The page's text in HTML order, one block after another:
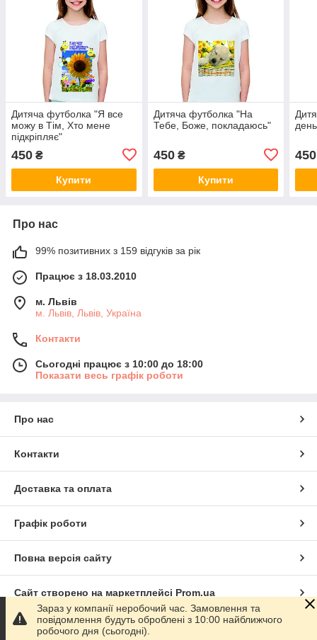
Дитяча футболка "Я все
можу в Тім, Хто мене
підкріпляє"
450 ₴
Купити
Дитяча футболка "На
Тебе, Боже, покладаюсь"
450₴
Купити
450
Про нас
99% позитивних з 159 відгуків за рік
Працює з 18.03.2010
м. Львів
м. Львів, Львів, Україна
Контакти
Сьогодні працює з 10:00 до 18:00
Показати весь графік роботи
Про нас
Контакти
Доставка та оплата
Графік роботи
Повна версія сайту
Сайт створено на маркетплейсі Prom.ua
Політика конфіденційності
Зараз у компанії неробочий час. Замовлення та
повідомлення будуть оброблені з 10:00 найближчого
робочого дня (сьогодні).